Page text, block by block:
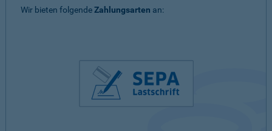
Wir bieten folgendeZahlungsarten an: